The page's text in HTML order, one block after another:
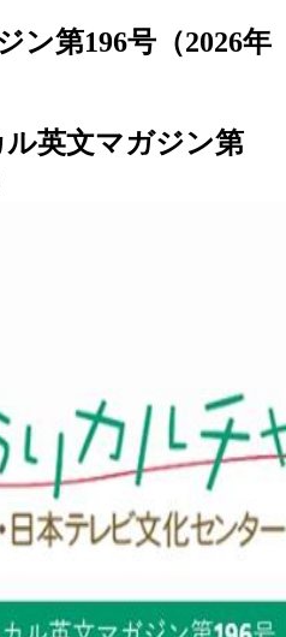
ン第196号（2026年
ル英文マガジン第